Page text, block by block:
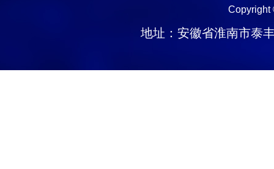
地址：安徽省淮南市泰